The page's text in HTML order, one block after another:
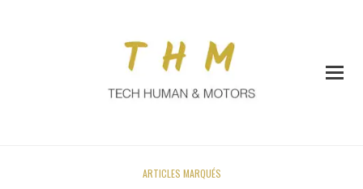
ARTICLES MARQUÉS